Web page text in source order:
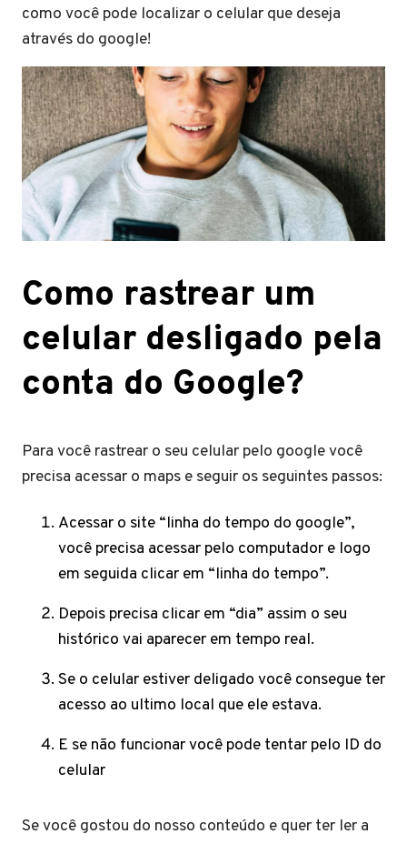
como você pode localizar o celular que deseja
através do google!
Como rastrear um
celular desligado pela
conta do Google?
Para você rastrear o seu celular pelo google você
precisa acessar o maps e seguir os seguintes passos:
Acessar o site “linha do tempo do google”,
você precisa acessar pelo computador e logo
em seguida clicar em “linha do tempo”.
Depois precisa clicar em “dia” assim o seu
histórico vai aparecer em tempo real.
Se o celular estiver deligado você consegue ter
acesso ao ultimo local que ele estava.
E se não funcionar você pode tentar pelo ID do
celular
Se você gostou do nosso conteúdo e quer ter ler a